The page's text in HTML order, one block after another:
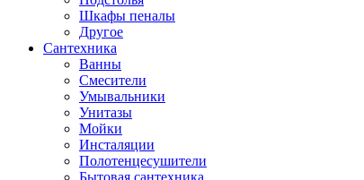
Шкафы пеналы
Другое
Сантехника
Ванны
Смесители
Умывальники
Унитазы
Мойки
Инсталяции
Полотенцесушители
Бытовая сантехника